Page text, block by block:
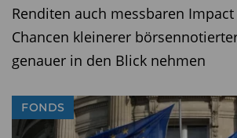
Renditen auch messbaren
Chancen kleinerer
genauer in den Blick nehmen
FONDS